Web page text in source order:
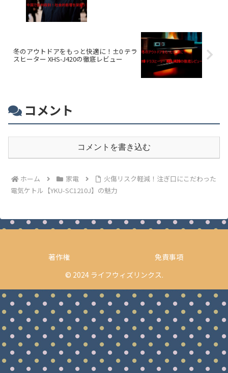
冬のアウトドアをもっと快適に！±0 テラ
スヒーター XHS-J420の徹底レビュー
コメント
コメントを書き込む
ホーム 家電
火傷リスク軽減！注ぎ口にこだわった
電気ケトル【YKU-SC1210J】の魅力
著作権
免責事項
© 2024 ライフウィズリンクス.